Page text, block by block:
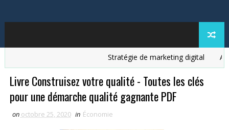
Stratégie de marketing digital
Livre Construisez votre qualité - Toutes les clés
pour une démarche qualité gagnante PDF
on octobre 25, 2020 in Économie